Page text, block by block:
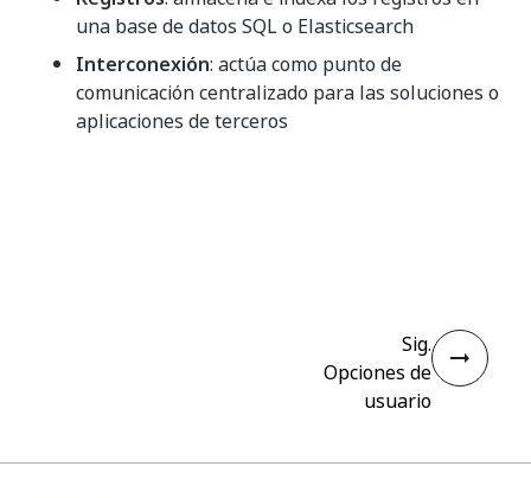
una base de datos SQL o Elasticsearch
Interconexión: actúa como punto de
comunicación centralizado para las soluciones o
aplicaciones de terceros
Sig.
Opciones de
usuario